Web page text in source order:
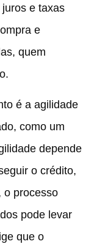
e taxas
e
quem
é a agilidade
como um
depende
o crédito,
o processo
pode levar
que o